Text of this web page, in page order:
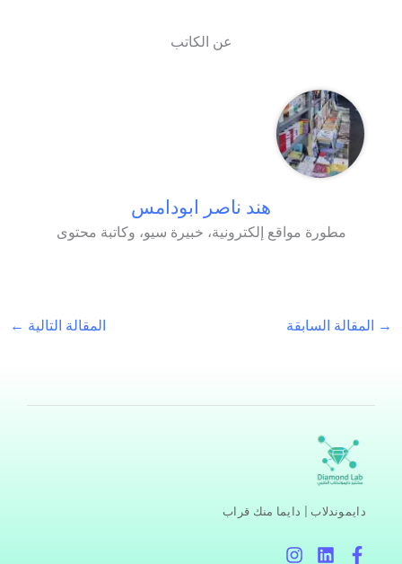
عن الكاتب
هند ناصر ابودامس
مطورة مواقع إلكترونية، خبيرة سيو، وكاتبة محتوى
→ المقالة السابقة المقالة التالية ←
دايموندلاب | دايما منك قراب
F
L
I